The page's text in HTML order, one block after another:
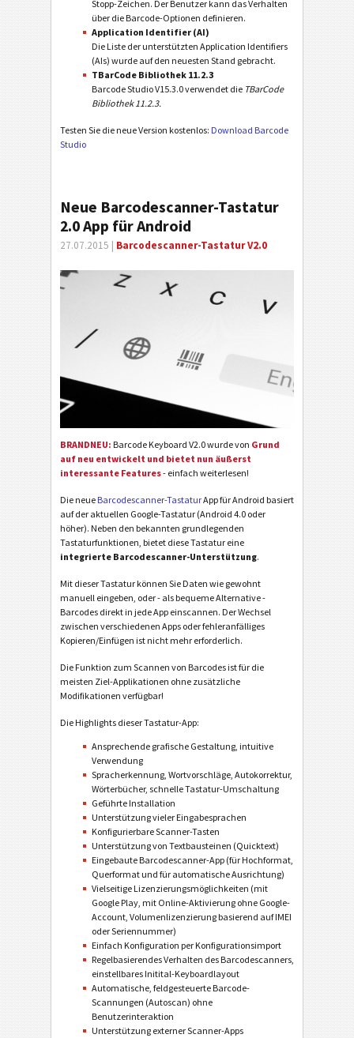
Stopp-Zeichen. Der Benutzer kann das Verhalten
über die Barcode-Optionen definieren.
Application Identifier (AI)
Die Liste der unterstützten Application Identifiers
(AIs) wurde auf den neuesten Stand gebracht.
TBarCode Bibliothek 11.2.3
Barcode Studio V15.3.0 verwendet die TBarCode
Bibliothek 11.2.3.
Testen Sie die neue Version kostenlos: Download Barcode
Studio
Neue Barcodescanner-Tastatur
2.0 App für Android
27.07.2015 | Barcodescanner-Tastatur V2.0
BRANDNEU: Barcode Keyboard V2.0 wurde von Grund
auf neu entwickelt und bietet nun äußerst
interessante Features- einfach weiterlesen!
Die neue Barcodescanner-TastaturApp für Android basiert
auf der aktuellen Google-Tastatur (Android 4.0 oder
höher). Neben den bekannten grundlegenden
Tastaturfunktionen, bietet diese Tastatur eine
integrierte Barcodescanner-Unterstützung.
Mit dieser Tastatur können Sie Daten wie gewohnt
manuell eingeben, oder - als bequeme Alternative -
Barcodes direkt in jede App einscannen. Der Wechsel
zwischen verschiedenen Apps oder fehleranfälliges
Kopieren/Einfügen ist nicht mehr erforderlich.
Die Funktion zum Scannen von Barcodes ist für die
meisten Ziel-Applikationen ohne zusätzliche
Modifikationen verfügbar!
Die Highlights dieser Tastatur-App:
Ansprechende grafische Gestaltung, intuitive
Verwendung
Spracherkennung, Wortvorschläge, Autokorrektur,
Wörterbücher, schnelle Tastatur-Umschaltung
Geführte Installation
Unterstützung vieler Eingabesprachen
Konfigurierbare Scanner-Tasten
Unterstützung von Textbausteinen (Quicktext)
Eingebaute Barcodescanner-App (für Hochformat,
Querformat und für automatische Ausrichtung)
Vielseitige Lizenzierungsmöglichkeiten (mit
Google Play, mit Online-Aktivierung ohne Google-
Account, Volumenlizenzierung basierend auf IMEI
oder Seriennummer)
Einfach Konfiguration per Konfigurationsimport
Regelbasierendes Verhalten des Barcodescanners,
einstellbares Initital-Keyboardlayout
Automatische, feldgesteuerte Barcode-
Scannungen (Autoscan) ohne
Benutzerinteraktion
Unterstützung externer Scanner-Apps